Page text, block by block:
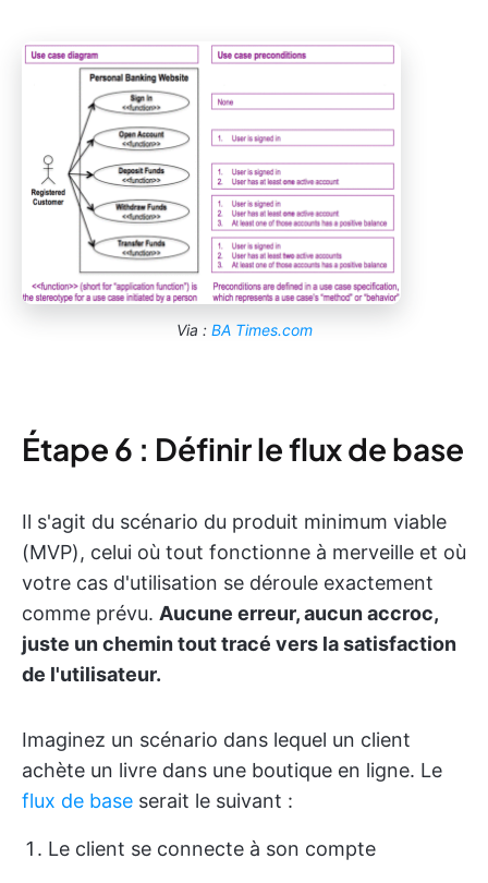
Via : BA Times.com
Étape 6 : Définir le flux de base
Il s'agit du scénario du produit minimum viable
(MVP), celui où tout fonctionne à merveille et où
votre cas d'utilisation se déroule exactement
comme prévu. Aucune erreur, aucun accroc,
juste un chemin tout tracé vers la satisfaction
de l'utilisateur.
Imaginez un scénario dans lequel un client
achète un livre dans une boutique en ligne. Le
flux de base serait le suivant :
Le client se connecte à son compte